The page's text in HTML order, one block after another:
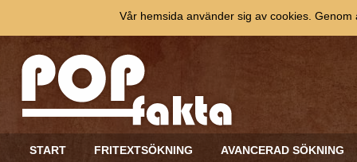
START FRITEXTSÖKNING AVANCERAD SÖKNING
Vår hemsida använder sig av cookies.